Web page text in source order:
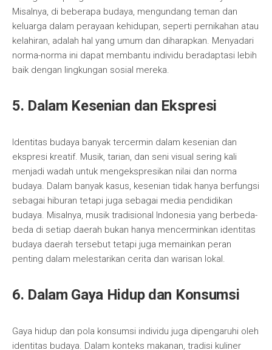
Misalnya, di beberapa budaya, mengundang teman dan
keluarga dalam perayaan kehidupan, seperti pernikahan atau
kelahiran, adalah hal yang umum dan diharapkan. Menyadari
norma-norma ini dapat membantu individu beradaptasi lebih
baik dengan lingkungan sosial mereka.
5. Dalam Kesenian dan Ekspresi
Identitas budaya banyak tercermin dalam kesenian dan
ekspresi kreatif. Musik, tarian, dan seni visual sering kali
menjadi wadah untuk mengekspresikan nilai dan norma
budaya. Dalam banyak kasus, kesenian tidak hanya berfungsi
sebagai hiburan tetapi juga sebagai media pendidikan
budaya. Misalnya, musik tradisional Indonesia yang berbeda-
beda di setiap daerah bukan hanya mencerminkan identitas
budaya daerah tersebut tetapi juga memainkan peran
penting dalam melestarikan cerita dan warisan lokal.
6. Dalam Gaya Hidup dan Konsumsi
Gaya hidup dan pola konsumsi individu juga dipengaruhi oleh
identitas budaya. Dalam konteks makanan, tradisi kuliner